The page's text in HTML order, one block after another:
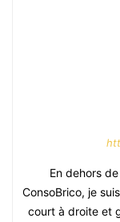
En dehors
ConsoBrico, je
court à droite et